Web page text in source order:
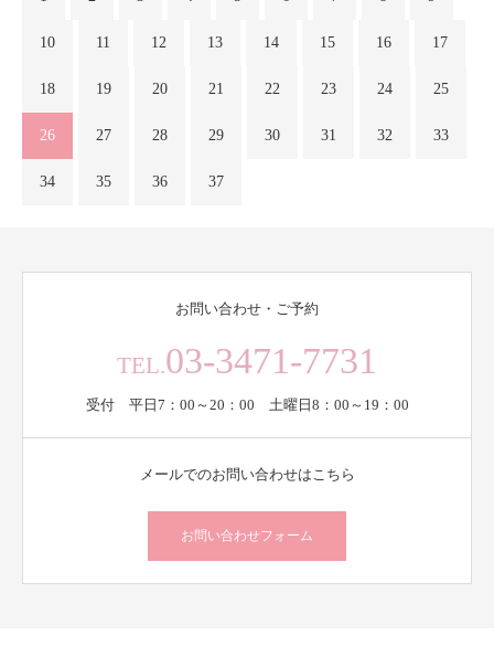
10 11 12 13 14 15 16 17
18 19 20 21 22 23 24 25
26 27 28 29 30 31 32 33
34 35 36 37
お問い合わせ・ご予約
TEL.03-3471-7731
受付 平日7：00～20：00 土曜日8：00～19：00
メールでのお問い合わせはこちら
お問い合わせフォーム